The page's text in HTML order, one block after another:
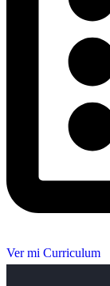
Ver mi Curriculum